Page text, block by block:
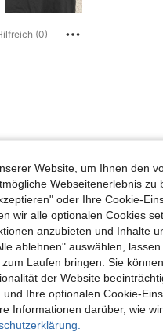
(0)
85 cm / 33 in, Farbe: Schwarz,
Website, um Ihnen den
Webseitenerlebnis zu
oder Ihre Cookie-
wir alle optionalen Cookies
anzubieten und Inhalte
ablehnen" auswählen,
Laufen bringen. Sie
der Website
Ihre optionalen Cookie-
Informationen darüber, wie